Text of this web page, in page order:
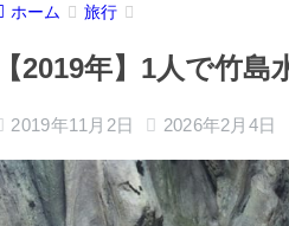
ホーム 旅行
【2019年】1人で竹
2019年11月2日 2026年2月4日